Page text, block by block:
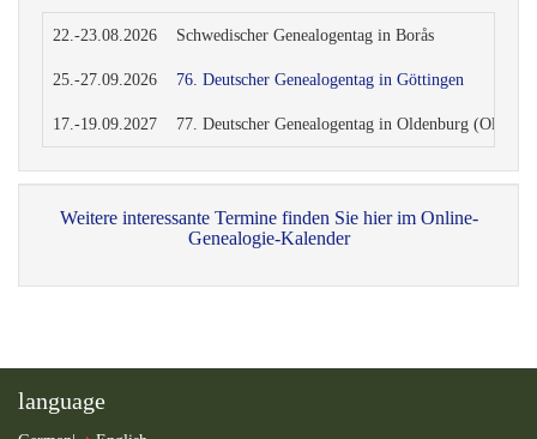
22.-23.08.2026 Schwedischer Genealogentag in Borås
25.-27.09.2026 76. Deutscher Genealogentag in Göttingen
17.-19.09.2027 77. Deutscher Genealogentag in Oldenburg
Weitere interessante Termine finden Sie hier im Online-
Genealogie-Kalender
language